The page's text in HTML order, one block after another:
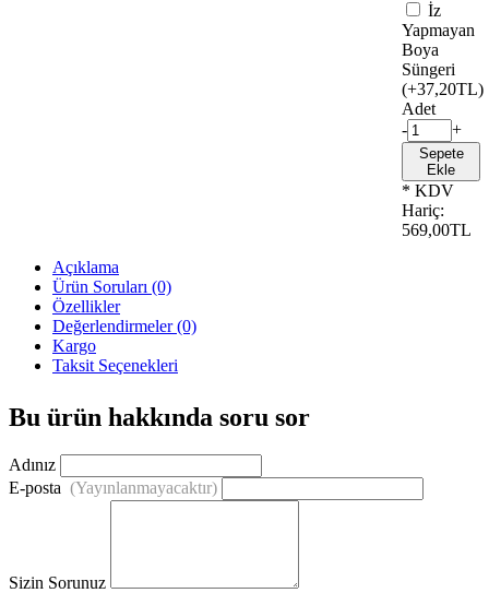
İz
Yapmayan
Boya
Süngeri
(+37,20TL)
Adet
-
+
Sepete
Ekle
* KDV
Hariç:
569,00TL
Açıklama
Ürün Soruları (0)
Özellikler
Değerlendirmeler (0)
Kargo
Taksit Seçenekleri
Bu ürün hakkında soru sor
Adınız
E-posta (Yayınlanmayacaktır)
Sizin Sorunuz